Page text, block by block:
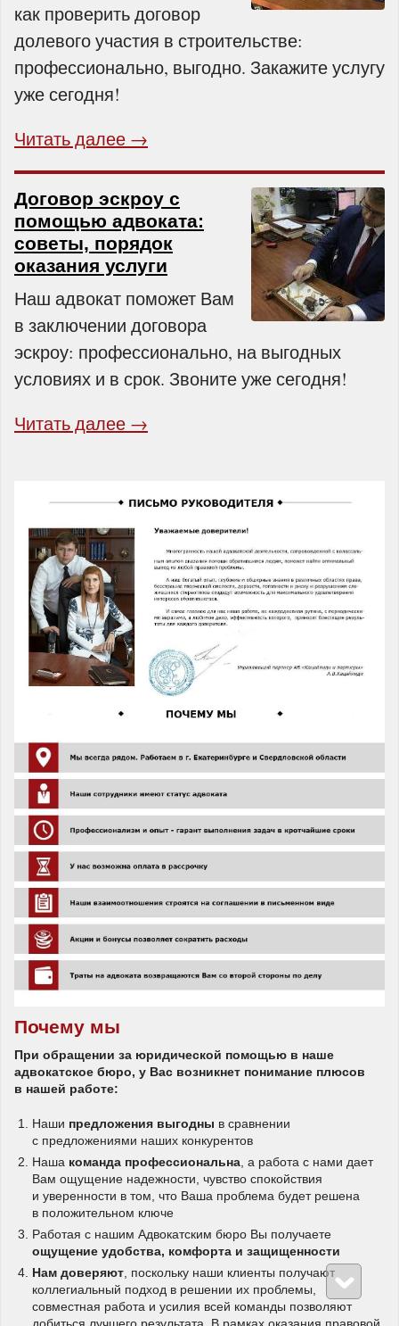
как проверить договор
долевого участия в строительстве:
профессионально, выгодно. Закажите услугу
уже сегодня!
Читать далее →
Договор эскроу с
помощью адвоката:
советы, порядок
оказания услуги
Наш адвокат поможет Вам
в заключении договора
эскроу: профессионально, на выгодных
условиях и в срок. Звоните уже сегодня!
Читать далее →
Почему мы
При обращении за юридической помощью в наше
адвокатское бюро, у Вас возникнет понимание плюсов
в нашей работе:
Наши предложения выгодны в сравнении
с предложениями наших конкурентов
Наша команда профессиональна , а работа с нами дает
Вам ощущение надежности, чувство спокойствия
и уверенности в том, что Ваша проблема будет решена
в положительном ключе
Работая с нашим Адвокатским бюро Вы получаете
ощущение удобства, комфорта и защищенности
Нам доверяют , поскольку наши клиенты получают
коллегиальный подход в решении их проблемы,
совместная работа и усилия всей команды позволяют
добиться лучшего результата. В рамках оказания правовой